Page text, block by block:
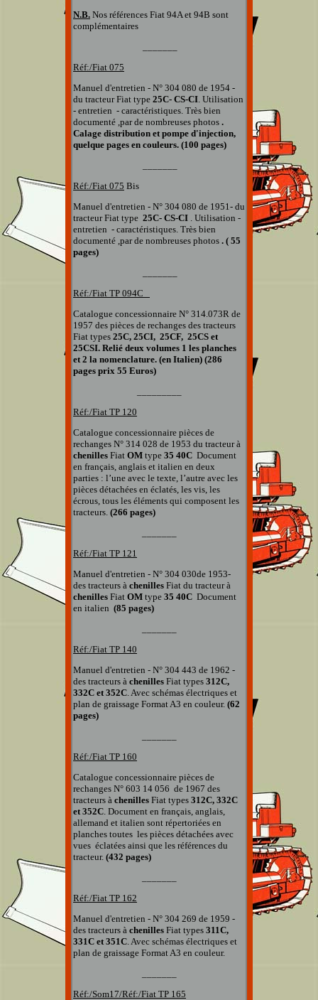
N.B. Nos références Fiat 94A et 94B sont
complémentaires
Réf:/Fiat 075
Manuel d'entretien - N° 304 080 de 1954 -
du tracteur Fiat type 25C- CS-CI. Utilisation
- entretien - caractéristiques. Très bien
documenté ,par de nombreuses photos .
Calage distribution et pompe d'injection,
quelque pages en couleurs. (100 pages)
Réf:/Fiat 075 Bis
Manuel d'entretien - N° 304 080 de 1951- du
tracteur Fiat type 25C- CS-CI . Utilisation -
entretien - caractéristiques. Très bien
documenté ,par de nombreuses photos . ( 55
pages)
Réf:/Fiat TP 094C
Catalogue concessionnaire N° 314.073R de
1957 des pièces de rechanges des tracteurs
Fiat types 25C, 25CI, 25CF, 25CS et
25CSI. Relié deux volumes 1 les planches
et 2 la nomenclature. (en Italien) (286
pages prix 55 Euros)
Réf:/Fiat TP 120
Catalogue concessionnaire pièces de
rechanges N° 314 028 de 1953 du tracteur à
chenilles Fiat OM type 35 40C Document
en français, anglais et italien en deux
parties : l’une avec le texte, l’autre avec les
pièces détachées en éclatés, les vis, les
écrous, tous les éléments qui composent les
tracteurs. (266 pages)
Réf:/Fiat TP 121
Manuel d'entretien - N° 304 030de 1953-
des tracteurs à chenilles Fiat du tracteur à
chenilles Fiat OM type 35 40C Document
en italien (85 pages)
Réf:/Fiat TP 140
Manuel d'entretien - N° 304 443 de 1962 -
des tracteurs à chenilles Fiat types 312C,
332C et 352C. Avec schémas électriques et
plan de graissage Format A3 en couleur. (62
pages)
Réf:/Fiat TP 160
Catalogue concessionnaire pièces de
rechanges N° 603 14 056 de 1967 des
tracteurs à chenilles Fiat types 312C, 332C
et 352C. Document en français, anglais,
allemand et italien sont répertoriées en
planches toutes les pièces détachées avec
vues éclatées ainsi que les références du
tracteur. (432 pages)
Réf:/Fiat TP 162
Manuel d'entretien - N° 304 269 de 1959 -
des tracteurs à chenilles Fiat types 311C,
331C et 351C. Avec schémas électriques et
plan de graissage Format A3 en couleur.
Réf:/Som17/Réf:/Fiat TP 165